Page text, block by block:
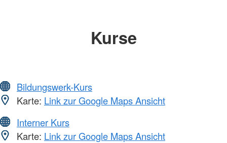
Kurse
Bildungswerk-Kurs
Karte: Link zur Google Maps Ansicht
Interner Kurs
Karte: Link zur Google Maps Ansicht